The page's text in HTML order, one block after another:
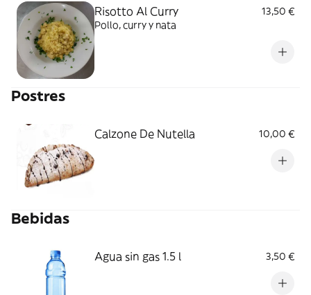
Risotto Al Curry
13,50 €
Pollo, curry y nata
Postres
Calzone De Nutella 10,00 €
Bebidas
Agua sin gas 1.5 l 3,50 €